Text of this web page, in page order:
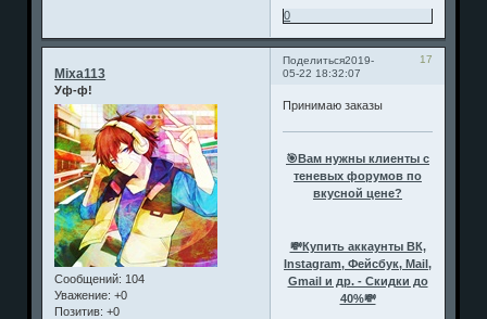
0
Поделиться 17
2019-
05-22 18:32:07
Mixa113
Уф-ф!
Сообщений: 104
Уважение: +0
Позитив: +0
Принимаю заказы
🎯Вам нужны клиенты с
теневых форумов по
вкусной цене?
💸Купить аккаунты ВК,
Instagram, Фейсбук, Mail,
Gmail и др. - Скидки до
40%💸